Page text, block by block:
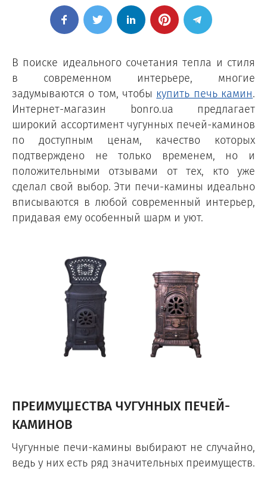
В поиске идеального сочетания тепла и стиля
в современном интерьере, многие
задумываются о том, чтобы купить печь камин.
Интернет-магазин bonro.ua предлагает
широкий ассортимент чугунных печей-каминов
по доступным ценам, качество которых
подтверждено не только временем, но и
положительными отзывами от тех, кто уже
сделал свой выбор. Эти печи-камины идеально
вписываются в любой современный интерьер,
придавая ему особенный шарм и уют.
ПРЕИМУЩЕСТВА ЧУГУННЫХ ПЕЧЕЙ-
КАМИНОВ
Чугунные печи-камины выбирают не случайно,
ведь у них есть ряд значительных преимуществ.